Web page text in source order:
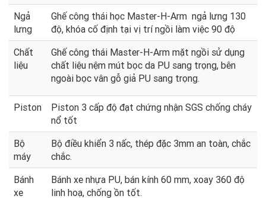
Ngả
lưng
Ghế công thái học Master-H-Arm ngả lưng 130
độ, khóa cố định tại vị trí ngồi làm việc 90 độ
Chất
liệu
Ghế công thái Master-H-Arm mặt ngồi sử dụng
chất liệu nệm mút bọc da PU sang trọng, bên
ngoài bọc vân gỗ giả PU sang trọng.
Piston
Piston 3 cấp độ đạt chứng nhận SGS chống cháy
nổ tốt
Bộ
máy
Bộ điều khiển 3 nấc, thép đặc 3mm an toàn, chắc
chắc.
Bánh
xe
Bánh xe nhựa PU, bán kính 60 mm, xoay 360 độ
linh hoạ, chống ồn tốt.